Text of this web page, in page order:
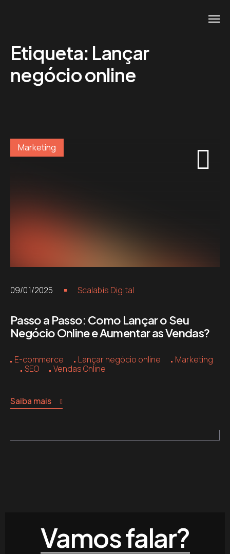
Etiqueta: Lançar
negócio online
Marketing
09/01/2025 Scalabis Digital
Passo a Passo: Como Lançar o Seu
Negócio Online e Aumentar as Vendas?
E-commerce Lançar negócio online
Marketing
SEO
Vendas Online
Saiba mais
Vamos falar?